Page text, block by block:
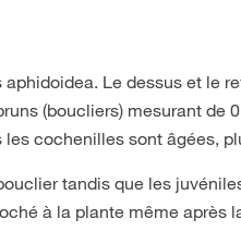
Le dessus et le
(boucliers) mesurant de
cochenilles sont âgées,
tandis que les
à la plante même après